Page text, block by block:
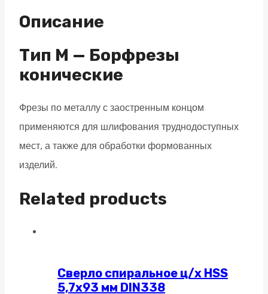
насечка
quantity
Описание
Тип M — Борфрезы
конические
Фрезы по металлу с заостренным концом
применяются для шлифования труднодоступных
мест, а также для обработки формованных
изделий.
Related products
Сверло спиральное ц/х HSS
5,7х93 мм DIN338